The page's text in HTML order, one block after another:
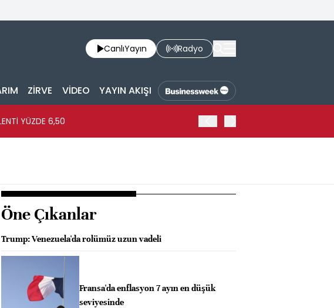
CanlıYayın Radyo
ZİRVE VİDEO YAYIN AKIŞI
YÜZDE 6,50
Öne Çıkanlar
Trump: Venezuela'da rolümüz uzun vadeli
Fransa'da enflasyon 7 ayın en düşük
seviyesinde